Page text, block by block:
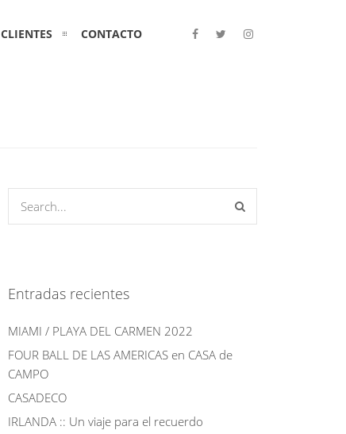
CLIENTES CONTACTO
Entradas recientes
MIAMI / PLAYA DEL CARMEN 2022
FOUR BALL DE LAS AMERICAS en CASA de
CAMPO
CASADECO
IRLANDA :: Un viaje para el recuerdo